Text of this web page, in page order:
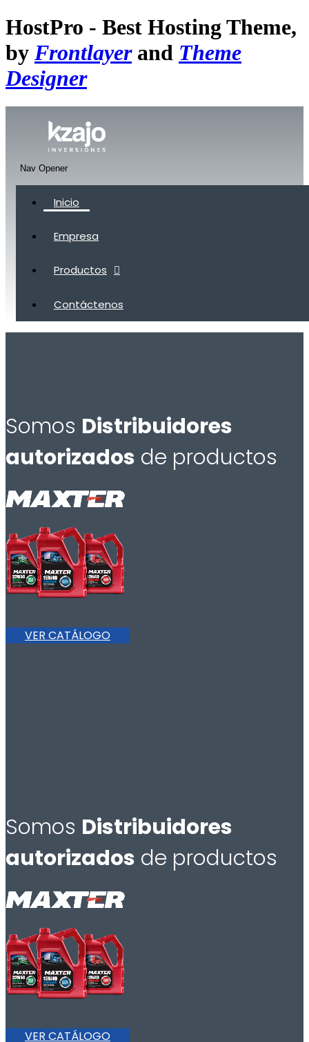
HostPro - Best Hosting Theme,
by Frontlayerand Theme
Designer
Nav Opener
Inicio
Empresa
Productos
Contáctenos
Somos Distribuidores
autorizados de productos
VER CATÁLOGO
Somos Distribuidores
autorizados de productos
VER CATÁLOGO